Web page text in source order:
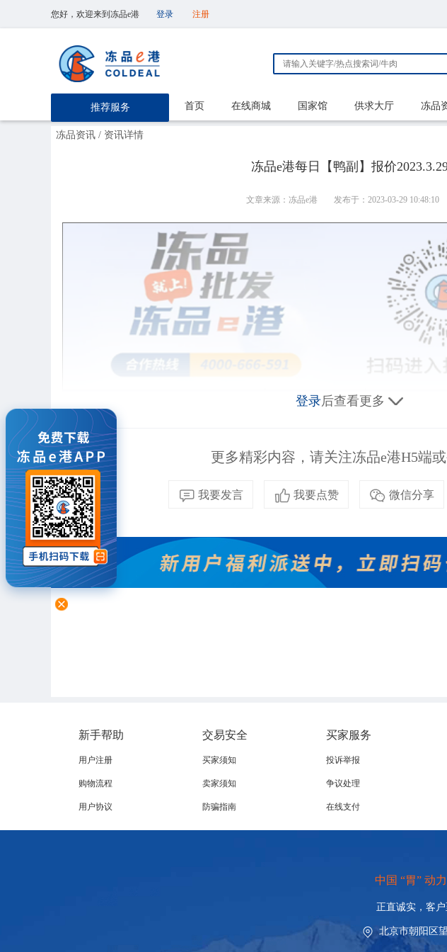
您好，欢迎来到冻品e港 登录 注册
推荐服务 首页 在线商城 国家馆 供求大厅 冻品
冻品资讯 / 资讯详情
冻品e港每日【鸭副】报价
文章来源：冻品e港 发布于：2023-03-29 10:48:10
登录后查看更多
更多精彩内容，请关注冻品e港H5端
我要发言 我要点赞 微信分享
新手帮助
用户注册
购物流程
用户协议
交易安全
买家须知
卖家须知
防骗指南
买家服务
投诉举报
争议处理
在线支付
中国 “胃” 动
正直诚实，客
北京市朝阳区